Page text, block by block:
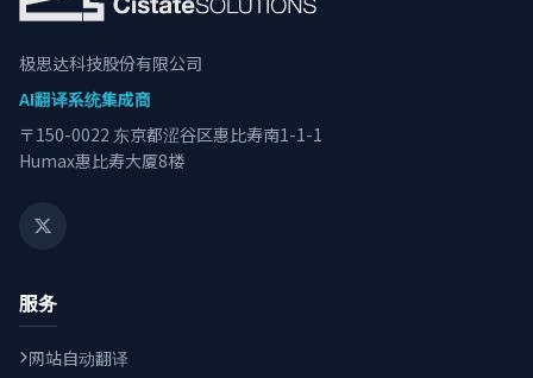
极思达科技股份有限公司
AI翻译系统集成商
〒150-0022 东京都涩谷区惠比寿南1-1-1
Humax惠比寿大厦8楼
服务
网站自动翻译